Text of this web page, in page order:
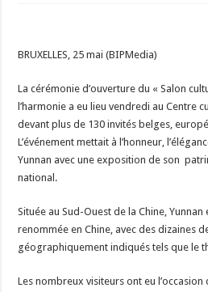
»,
thé
l’harmonie
s’ouvre
à
Bruxelles
BRUXELLES, 25 mai (BIPMedia)
La cérémonie d’ouverture du « Salon
l’harmonie a eu lieu vendredi au Centre
devant plus de 130 invités belges,
L’événement mettait à l’honneur,
Yunnan avec une exposition de son
national.
Située au Sud-Ouest de la Chine,
renommée en Chine, avec des dizaines
géographiquement indiqués tels que le
Les nombreux visiteurs ont eu